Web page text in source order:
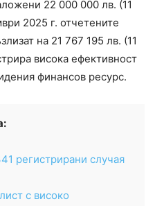
22 000 000 лв. (11
2025 г. отчетените
на 21 767 195 лв. (11
висока ефективност
финансов ресурс.
регистрирани случая
с високо